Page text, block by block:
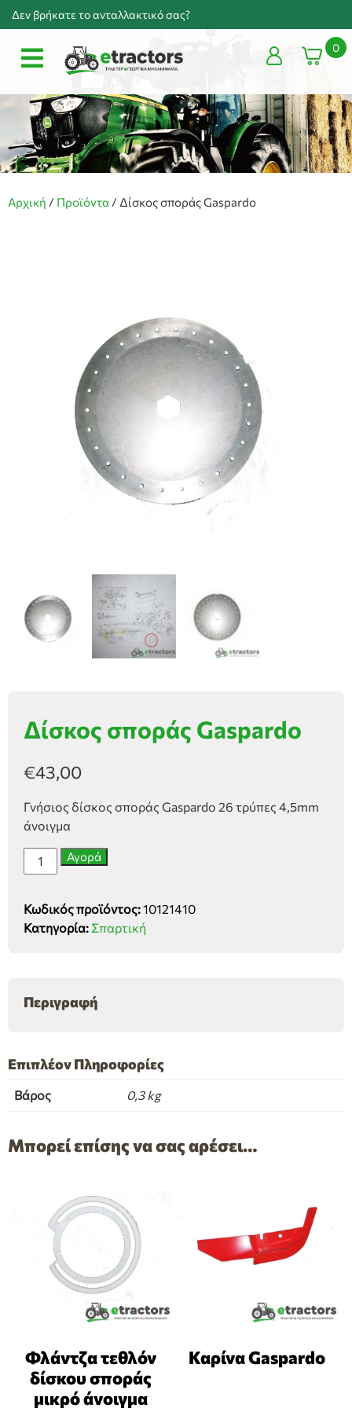
Δεν βρήκατε το ανταλλακτικό σας?
0
Αρχική / Προϊόντα / Δίσκος σποράς Gaspardo
Δίσκος σποράς Gaspardo
€43,00
Γνήσιος δίσκος σποράς Gaspardo 26 τρύπες 4,5mm
άνοιγμα
Δίσκος
σποράς
ποσότητα
Αγορά
Κωδικός προϊόντος:10121410
Κατηγορία: Σπαρτική
Περιγραφή
Επιπλέον Πληροφορίες
Βάρος 0,3 kg
Μπορεί επίσης να σας αρέσει…
Φλάντζα τεθλόν
δίσκου σποράς
μικρό άνοιγμα
Καρίνα Gaspardo